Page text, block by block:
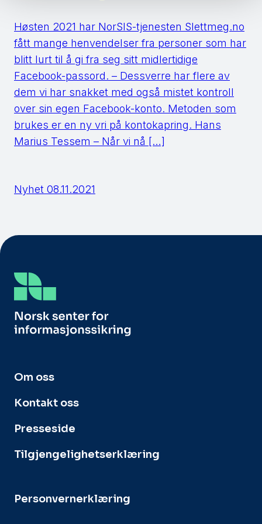
Høsten 2021 har NorSIS-tjenesten Slettmeg.no
fått mange henvendelser fra personer som har
blitt lurt til å gi fra seg sitt midlertidige
Facebook-passord. – Dessverre har flere av
dem vi har snakket med også mistet kontroll
over sin egen Facebook-konto. Metoden som
brukes er en ny vri på kontokapring. Hans
Marius Tessem – Når vi nå […]
Nyhet 08.11.2021
Om oss
Kontakt oss
Presseside
Tilgjengelighetserklæring
Personvernerklæring